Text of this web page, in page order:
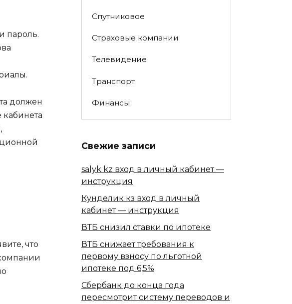
пароль.
должен
что
Спутниковое
Страховые компании
Телевидение
Транспорт
Финансы
Свежие записи
salyk kz вход в личный кабинет —
инструкция
Кунделик кз вход в личный
кабинет — инструкция
ВТБ снизил ставки по ипотеке
ВТБ снижает требования к
первому взносу по льготной
ипотеке под 6,5%
Сбербанк​ до конца года
пересмотрит систему переводов и